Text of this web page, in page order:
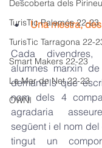
Descoberta dels
TurisTic Palamós 22-23
TurisTic Tarragona 22-
Smart Makers 22-23
La Mar de Net 22-23
OWNI
Una mestra,
Cada
alumnes marxin
demana'ls que
nom dels 4
agradaria
següent i el nom
tingut un